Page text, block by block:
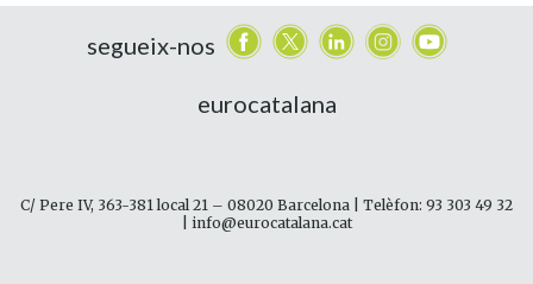
segueix-nos
eurocatalana
C/ Pere IV, 363-381 local 21 – 08020 Barcelona | Telèfon: 93 303 49 32
| info@eurocatalana.cat